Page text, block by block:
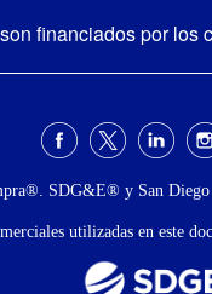
financiados por
SDG&E® y San
utilizadas en este